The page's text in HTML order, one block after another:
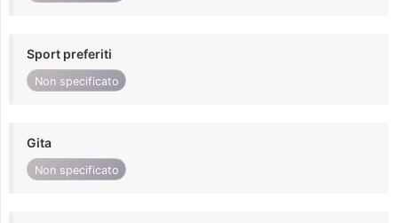
Sport preferiti
Non specificato
Gita
Non specificato